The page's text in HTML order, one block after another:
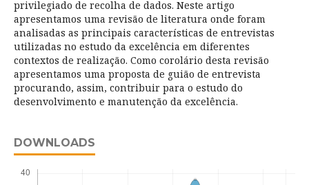
privilegiado de recolha de dados. Neste artigo
apresentamos uma revisão de literatura onde foram
analisadas as principais características de entrevistas
utilizadas no estudo da excelência em diferentes
contextos de realização. Como corolário desta revisão
apresentamos uma proposta de guião de entrevista
procurando, assim, contribuir para o estudo do
desenvolvimento e manutenção da excelência.
DOWNLOADS